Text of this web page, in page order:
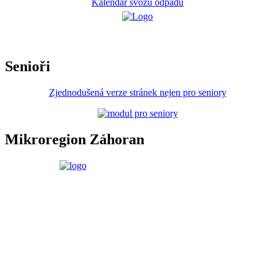
Kalendář svozu odpadů
Senioři
Zjednodušená verze stránek nejen pro seniory
Mikroregion Záhoran